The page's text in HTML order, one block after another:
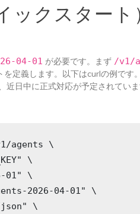
クスタート
04-01 が必要です。まず /v1/
定義します。以下はcurlの例です
近日中に正式対応が予定されてい
agents \
\
01" \
2026-04-01" \
\